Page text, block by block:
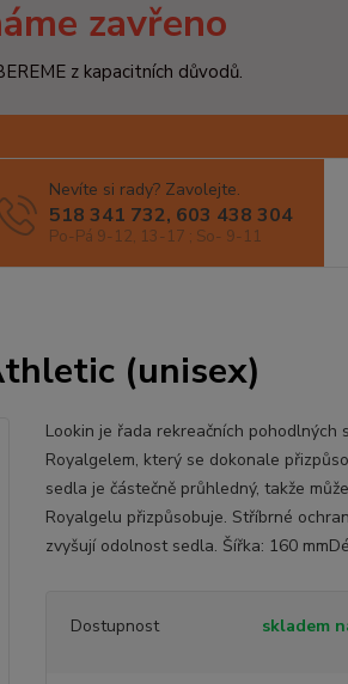
zavřeno
z kapacitních důvodů.
Nevíte si rady? Zavolejte.
518 341 732, 603 438 304
Po-Pá 9-12, 13-17 ; So- 9-11
(unisex)
Lookin je řada rekreačních pohodlných
Royalgelem, který se dokonale
sedla je částečně průhledný, takže
Royalgelu přizpůsobuje. Stříbrné
zvyšují odolnost sedla. Šířka: 160
Dostupnost skladem